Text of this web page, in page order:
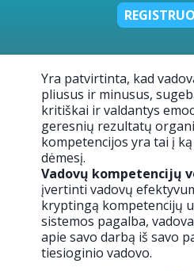
Yra patvirtinta, kad
pliusus ir minusus,
kritiškai ir valdantys
geresnių rezultatų
kompetencijos yra tai į
dėmesį.
Vadovų kompetencijų
įvertinti vadovų
kryptingą kompetencijų
sistemos pagalba,
apie savo darbą iš savo
tiesioginio vadovo.